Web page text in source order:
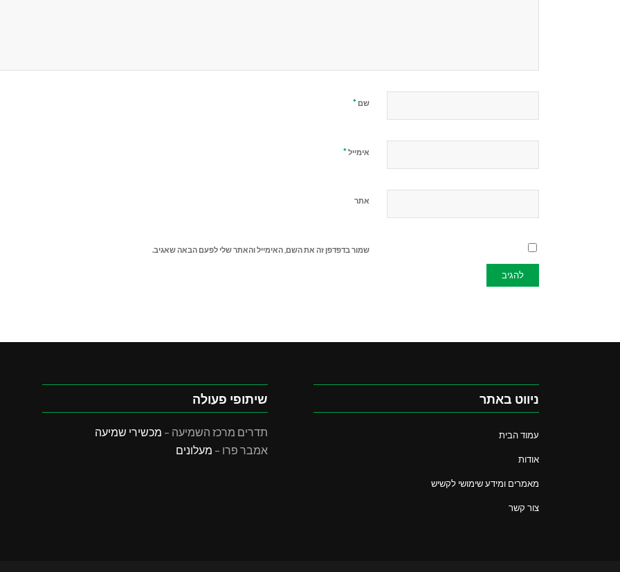
שם*
אימייל*
אתר
שמור בדפדפן זה את השם, האימייל והאתר שלי לפעם הבאה שאגיב.
שיתופי פעולה
תדרים מרכז השמיעה – מכשירי שמיעה
אמבר פרו – מעלונים
ניווט באתר
עמוד הבית
אודות
מאמרים ומידע שימושי לקשיש
צור קשר